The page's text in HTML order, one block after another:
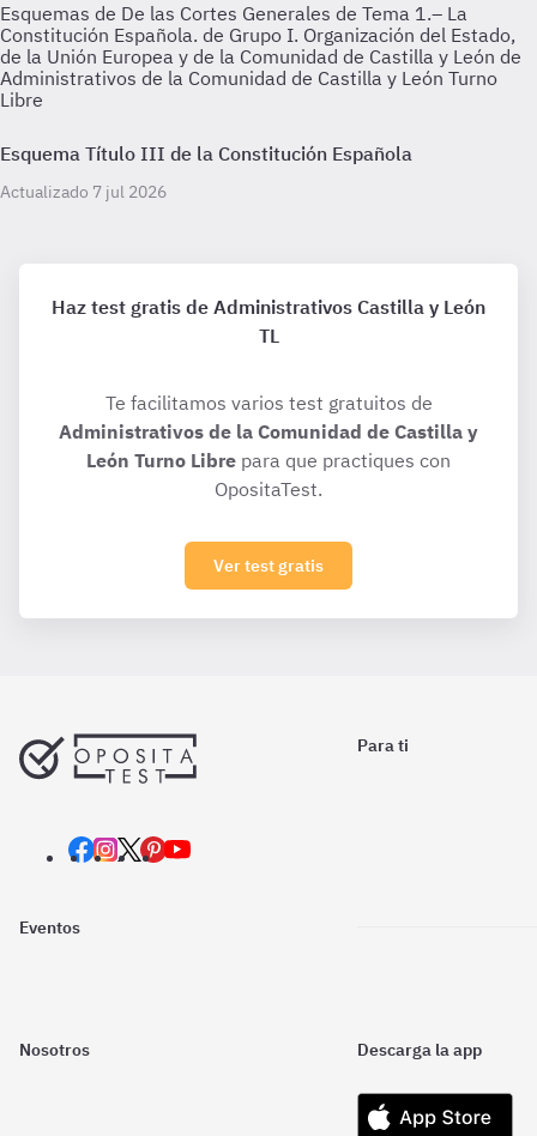
Esquemas de De las Cortes Generales de Tema 1.– La
Constitución Española. de Grupo I. Organización del Estado,
de la Unión Europea y de la Comunidad de Castilla y León de
Administrativos de la Comunidad de Castilla y León Turno
Libre
Esquema Título III de la Constitución Española
Actualizado 7 jul 2026
Haz test gratis de Administrativos Castilla y León
TL
Te facilitamos varios test gratuitos de
Administrativos de la Comunidad de Castilla y
León Turno Libre para que practiques con
OpositaTest.
Ver test gratis
Para ti
Eventos
Nosotros Descarga la app